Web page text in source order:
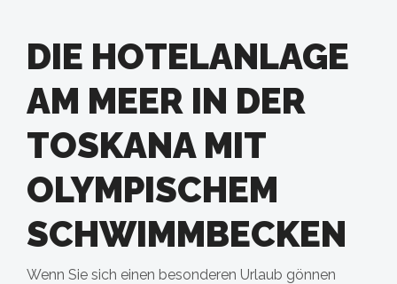
DIE HOTELANLAGE
AM MEER IN DER
TOSKANA MIT
OLYMPISCHEM
SCHWIMMBECKEN
Wenn Sie sich einen besonderen Urlaub gönnen